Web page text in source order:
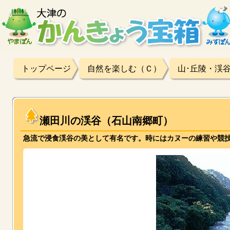
トップページ 自然を楽しむ（Ｃ） 山･丘陵・渓
瀬田川の渓谷（石山南郷町）
急流で浸食渓谷の美として有名です。時にはカヌーの練習や競